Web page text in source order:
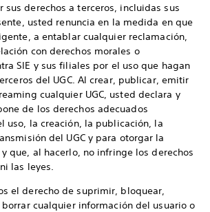
sus derechos a terceros, incluidas sus
usted renuncia en la medida en que
a entablar cualquier reclamación,
con derechos morales o
SIE y sus filiales por el uso que hagan
del UGC. Al crear, publicar, emitir
cualquier UGC, usted declara y
de los derechos adecuados
uso, la creación, la publicación, la
del UGC y para otorgar la
que, al hacerlo, no infringe los derechos
las leyes.
el derecho de suprimir, bloquear,
cualquier información del usuario o